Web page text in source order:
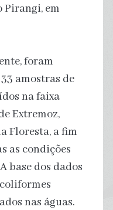
Pirangi, em
foram
amostras de
na faixa
Extremoz,
Floresta, a fim
as condições
base dos dados
nas águas.